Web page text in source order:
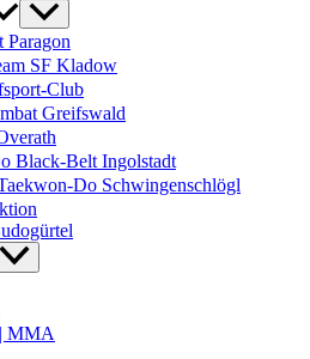
Paragon
SF Kladow
Club
Greifswald
Black-Belt Ingolstadt
Do Schwingenschlögl
MMA